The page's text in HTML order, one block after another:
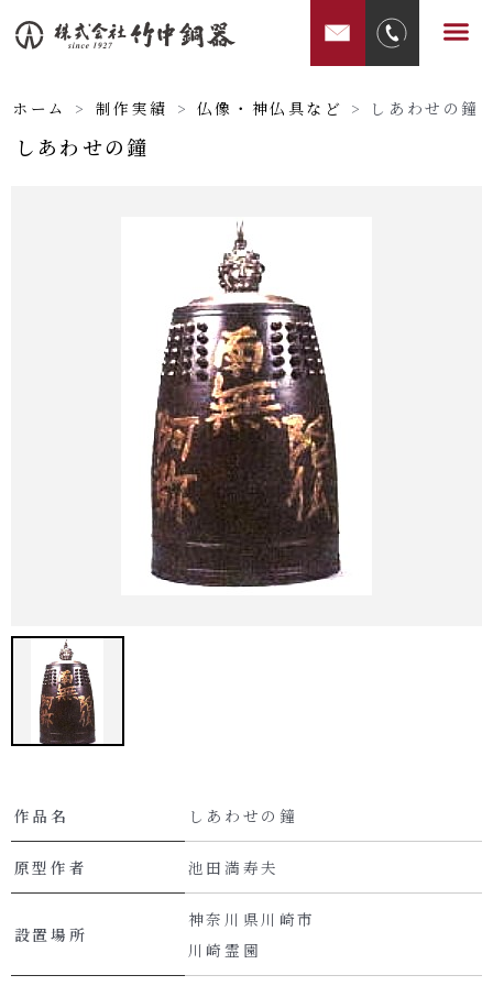
容
ス
メ
ー
ホーム > 制作実績 > 仏像・神仏具など > しあわせの鐘
しあわせの鐘
作品名 しあわせの鐘
原型作者 池田満寿夫
設置場所
神奈川県川崎市
川崎霊園